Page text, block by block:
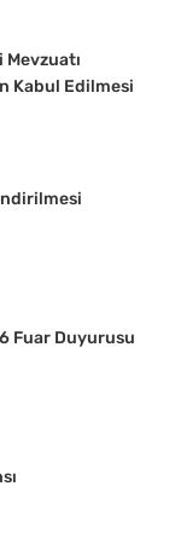
Mevzuatı
Kabul Edilmesi
Fuar Duyurusu